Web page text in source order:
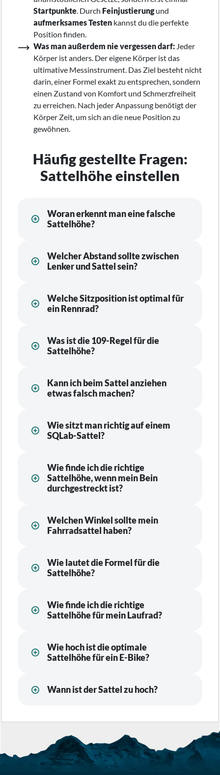
Startpunkte. Durch Feinjustierungund
aufmerksames Testen kannst du die perfekte
Position finden.
Was man außerdem nie vergessen darf: Jeder
Körper ist anders. Der eigene Körper ist das
ultimative Messinstrument. Das Ziel besteht nicht
darin, einer Formel exakt zu entsprechen, sondern
einen Zustand von Komfort und Schmerzfreiheit
zu erreichen. Nach jeder Anpassung benötigt der
Körper Zeit, um sich an die neue Position zu
gewöhnen.
Häufig gestellte Fragen:
Sattelhöhe einstellen
Woran erkennt man eine falsche
Sattelhöhe?
Welcher Abstand sollte zwischen
Lenker und Sattel sein?
Welche Sitzposition ist optimal für
ein Rennrad?
Was ist die 109-Regel für die
Sattelhöhe?
Kann ich beim Sattel anziehen
etwas falsch machen?
Wie sitzt man richtig auf einem
SQLab-Sattel?
Wie finde ich die richtige
Sattelhöhe, wenn mein Bein
durchgestreckt ist?
Welchen Winkel sollte mein
Fahrradsattel haben?
Wie lautet die Formel für die
Sattelhöhe?
Wie finde ich die richtige
Sattelhöhe für mein Laufrad?
Wie hoch ist die optimale
Sattelhöhe für ein E-Bike?
Wann ist der Sattel zu hoch?